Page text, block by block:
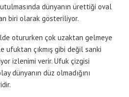
dünyanın ürettiği oval
biri olarak gösteriliyor.
otururken çok uzaktan gelmeye
ufuktan çıkmış gibi değil sanki
izlenimi verir. Ufuk çizgisi
dünyanın düz olmadığını